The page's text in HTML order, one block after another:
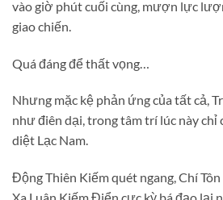
vào giờ phút cuối cùng, mượn lực
giao chiến.
Quá đáng để thất vọng…
Nhưng mặc kệ phản ứng của tất cả,
như điên dại, trong tâm trí lúc này chỉ
diệt Lạc Nam.
Động Thiên Kiếm quét ngang, Chí